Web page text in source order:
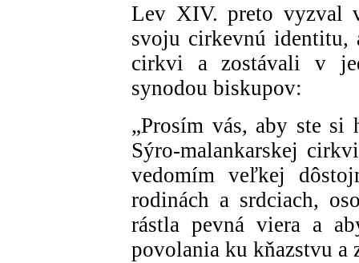
Lev XIV. preto vyzval
svoju cirkevnú identitu,
cirkvi a zostávali v
synodou biskupov:
„Prosím vás, aby ste si
Sýro-malankarskej
vedomím veľkej
rodinách a srdciach,
rástla pevná viera a
povolania ku kňazstvu a